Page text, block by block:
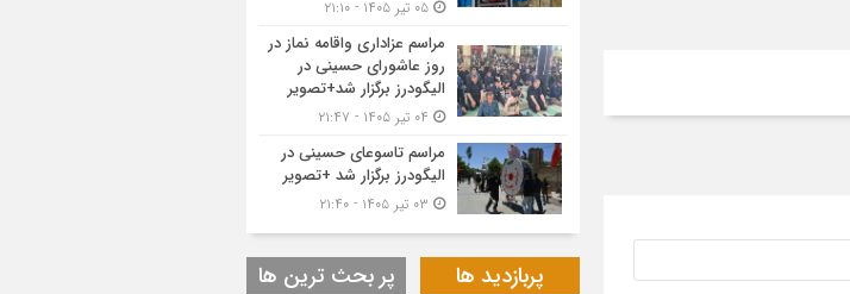
مراسم عزاداری واقامه نماز در
روز عاشورای حسینی در
الیگودرز برگزار شد+تصویر
مراسم تاسوعای حسینی در
الیگودرز برگزار شد +تصویر
پربازدید ها پر بحث ترین ها